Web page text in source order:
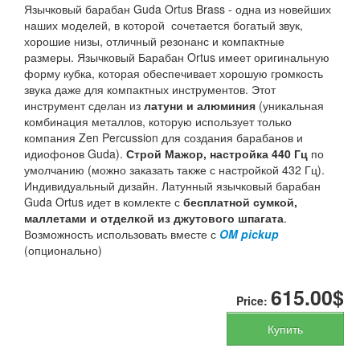
Язычковый барабан Guda Ortus Brass - одна из новейших
наших моделей, в которой сочетается богатый звук,
хорошие низы, отличный резонанс и компактные
размеры. Язычковый Барабан Ortus имеет оригинальную
форму кубка, которая обеспечивает хорошую громкость
звука даже для компактных инструментов. Этот
инструмент сделан из латуни и алюминия (уникальная
комбинация металлов, которую использует только
компания Zen Percussion для создания барабанов и
идиофонов Guda). Строй Мажор, настройка 440 Гц по
умолчанию (можно заказать также с настройкой 432 Гц).
Индивидуальный дизайн. Латунный язычковый барабан
Guda Ortus идет в комлекте с бесплатной сумкой,
маллетами и отделкой из джутового шпагата.
Возможность использовать вместе с OM pickup
(опционально)
Price: 615.00$
Купить